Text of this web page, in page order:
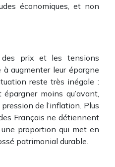
économiques, et non
prix et les tensions
augmenter leur épargne
reste très inégale :
moins qu’avant,
de l’inflation. Plus
Français ne détiennent
une proportion qui met en
patrimonial durable.